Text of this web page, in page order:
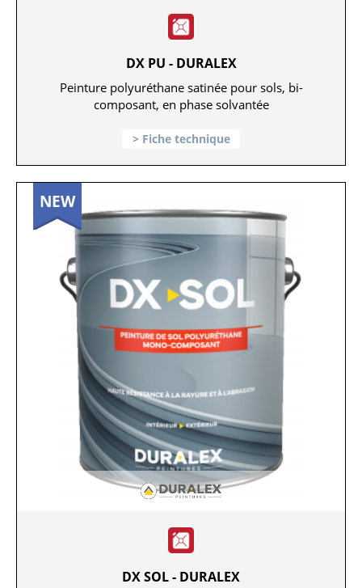
DX PU - DURALEX
Peinture polyuréthane satinée pour sols, bi-
composant, en phase solvantée
Fiche technique
NEW
DX SOL - DURALEX